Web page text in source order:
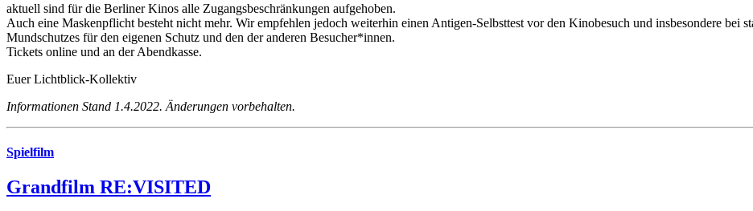
aktuell sind für die Berliner Kinos alle Zugangsbeschränkungen aufgehoben.
Auch eine Maskenpflicht besteht nicht mehr. Wir empfehlen jedoch weiterhin einen Antigen-Selbsttest vor den Kinobesuch und insbesondere bei
Mundschutzes für den eigenen Schutz und den der anderen Besucher*innen.
Tickets online und an der Abendkasse.
Euer Lichtblick-Kollektiv
Informationen Stand 1.4.2022. Änderungen vorbehalten.
Spielfilm
Grandfilm RE:VISITED